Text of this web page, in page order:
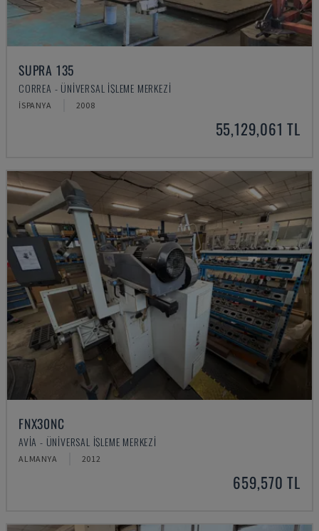
SUPRA 135
CORREA - ÜNIVERSAL İŞLEME MERKEZI
İSPANYA 2008
55,129,061 TL
FNX30NC
AVIA - ÜNIVERSAL İŞLEME MERKEZI
ALMANYA 2012
659,570 TL